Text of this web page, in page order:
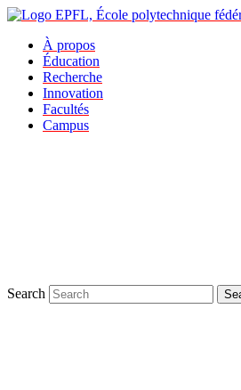
À propos
Éducation
Recherche
Innovation
Facultés
Campus
Search